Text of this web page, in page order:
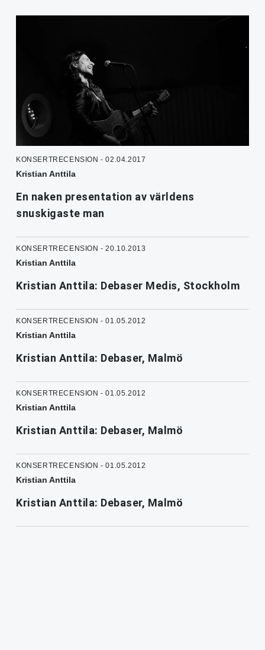
KONSERTRECENSION - 02.04.2017
Kristian Anttila
En naken presentation av världens
snuskigaste man
KONSERTRECENSION - 20.10.2013
Kristian Anttila
Kristian Anttila: Debaser Medis, Stockholm
KONSERTRECENSION - 01.05.2012
Kristian Anttila
Kristian Anttila: Debaser, Malmö
KONSERTRECENSION - 01.05.2012
Kristian Anttila
Kristian Anttila: Debaser, Malmö
KONSERTRECENSION - 01.05.2012
Kristian Anttila
Kristian Anttila: Debaser, Malmö